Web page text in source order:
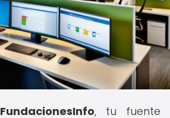
FundacionesInfo, tu fuente